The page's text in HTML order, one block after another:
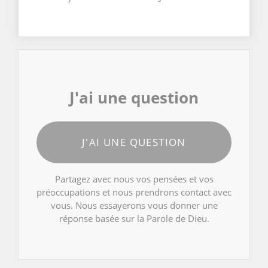
J'ai une question
J'AI UNE QUESTION
Partagez avec nous vos pensées et vos
préoccupations et nous prendrons contact avec
vous. Nous essayerons vous donner une
réponse basée sur la Parole de Dieu.